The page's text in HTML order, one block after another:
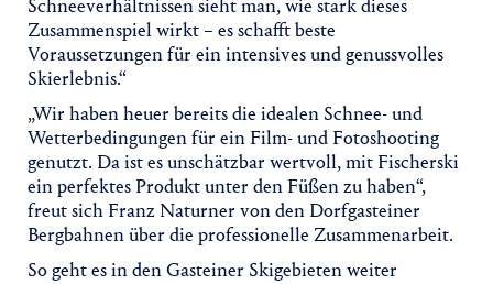
Schneeverhältnissen sieht man, wie stark dieses
Zusammenspiel wirkt – es schafft beste
Voraussetzungen für ein intensives und genussvolles
Skierlebnis.“
„Wir haben heuer bereits die idealen Schnee- und
Wetterbedingungen für ein Film- und Fotoshooting
genutzt. Da ist es unschätzbar wertvoll, mit Fischerski
ein perfektes Produkt unter den Füßen zu haben“,
freut sich Franz Naturner von den Dorfgasteiner
Bergbahnen über die professionelle Zusammenarbeit.
So geht es in den Gasteiner Skigebieten weiter